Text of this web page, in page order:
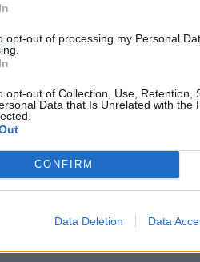
opt-out of processing my Personal
opt-out of Collection, Use, Retention,
Data that Is Unrelated with the
CONFIRM
Data Deletion Data
teatro istorijoje“
Pelių ir žiurkių baubas: kas